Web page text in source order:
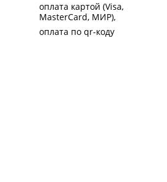
оплата картой (Visa,
MasterCard, МИР)
оплата по qr-коду